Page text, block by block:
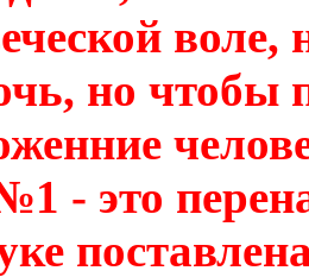
но чтобы
- это